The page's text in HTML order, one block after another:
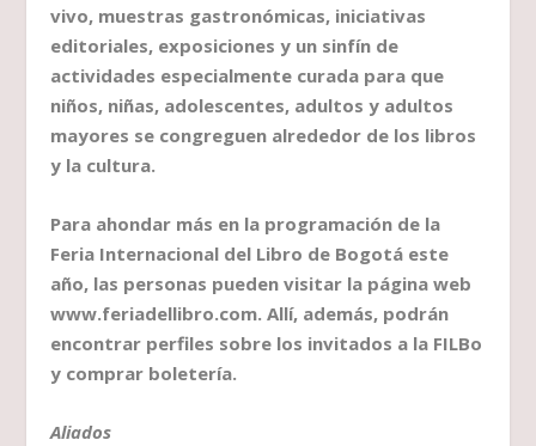
vivo, muestras gastronómicas, iniciativas
editoriales, exposiciones y un sinfín de
actividades especialmente curada para que
niños, niñas, adolescentes, adultos y adultos
mayores se congreguen alrededor de los libros
y la cultura.
Para ahondar más en la programación de la
Feria Internacional del Libro de Bogotá este
año, las personas pueden visitar la página web
www.feriadellibro.com. Allí, además, podrán
encontrar perfiles sobre los invitados a la FILBo
y comprar boletería.
Aliados